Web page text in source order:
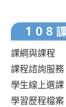
課綱與課程
課程諮詢服務
學生線上選課
學習歷程檔案